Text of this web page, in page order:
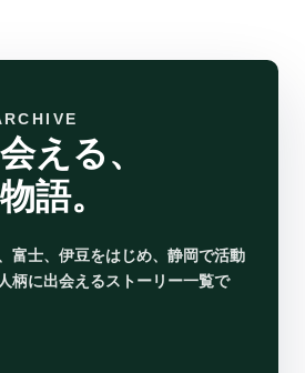
える、
語。
富士、伊豆をはじめ、静岡で活動
柄に出会えるストーリー一覧で